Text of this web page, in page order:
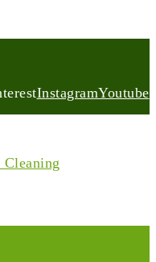
InstagramYoutube